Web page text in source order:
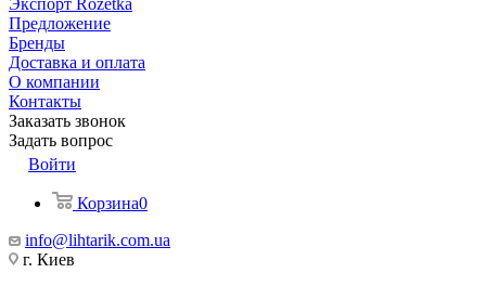
Экспорт Rozetka
Предложение
Бренды
Доставка и оплата
О компании
Контакты
Заказать звонок
Задать вопрос
Войти
Корзина0
info@lihtarik.com.ua
г. Киев